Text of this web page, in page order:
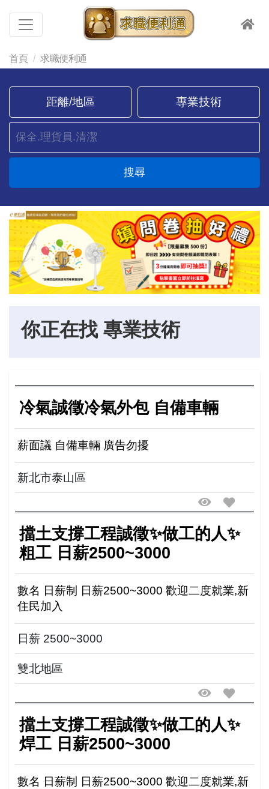
首頁 求職便利通
距離/地區 專業技術
搜尋
你正在找 專業技術
冷氣誠徵冷氣外包 自備車輛
薪面議 自備車輛 廣告勿擾
新北市泰山區
擋土支撐工程誠徵✨做工的人✨
粗工 日薪2500~3000
數名 日薪制 日薪2500~3000 歡迎二度就業,新
住民加入
日薪 2500~3000
雙北地區
擋土支撐工程誠徵✨做工的人✨
焊工 日薪2500~3000
數名 日薪制 日薪2500~3000 歡迎二度就業,新